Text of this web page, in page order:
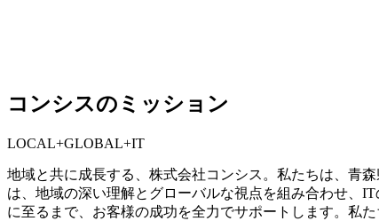
コンシスのミッション
LOCAL+GLOBAL+IT
地域と共に成長する、株式会社コンシス。私たちは、青
は、地域の深い理解とグローバルな視点を組み合わせ、
に至るまで、お客様の成功を全力でサポートします。私